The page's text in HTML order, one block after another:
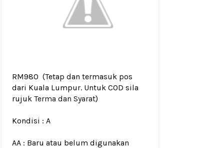
RM980 (Tetap dan termasuk pos
dari Kuala Lumpur. Untuk COD sila
rujuk Terma dan Syarat)
Kondisi : A
AA : Baru atau belum digunakan